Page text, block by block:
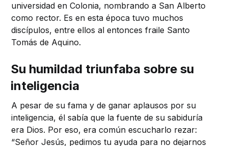
universidad en Colonia, nombrando a San Alberto
como rector. Es en esta época tuvo muchos
discípulos, entre ellos al entonces fraile Santo
Tomás de Aquino.
Su humildad triunfaba sobre su
inteligencia
A pesar de su fama y de ganar aplausos por su
inteligencia, él sabía que la fuente de su sabiduría
era Dios. Por eso, era común escucharlo rezar:
“Señor Jesús, pedimos tu ayuda para no dejarnos